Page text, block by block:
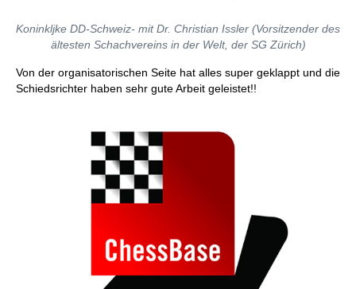
Koninkljke DD-Schweiz- mit Dr. Christian Issler (Vorsitzender des
ältesten Schachvereins in der Welt, der SG Zürich)
Von der organisatorischen Seite hat alles super geklappt und die
Schiedsrichter haben sehr gute Arbeit geleistet!!